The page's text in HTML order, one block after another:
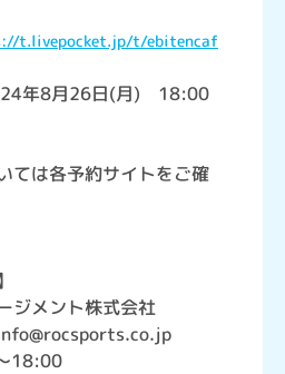
t.livepocket.jp/t/ebitencaf
年8月26日(月) 18:00
ては各予約サイトをご確
ジメント株式会社
18:00